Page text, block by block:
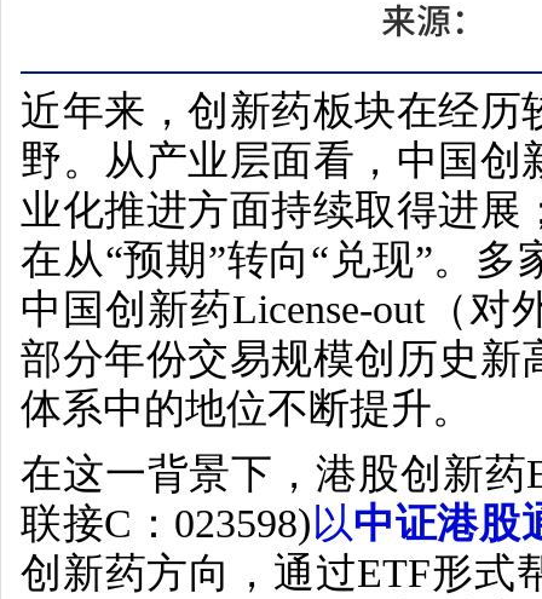
来源：
近年来，创新药板块在经
野。从产业层面看，中国
业化推进方面持续取得进
在从“预期”转向“兑现”。
中国创新药License-out（对
部分年份交易规模创历史新
体系中的地位不断提升。
在这一背景下，港股创新药
联接C ： 023598)以中证港股
创新药方向，通过ETF形式